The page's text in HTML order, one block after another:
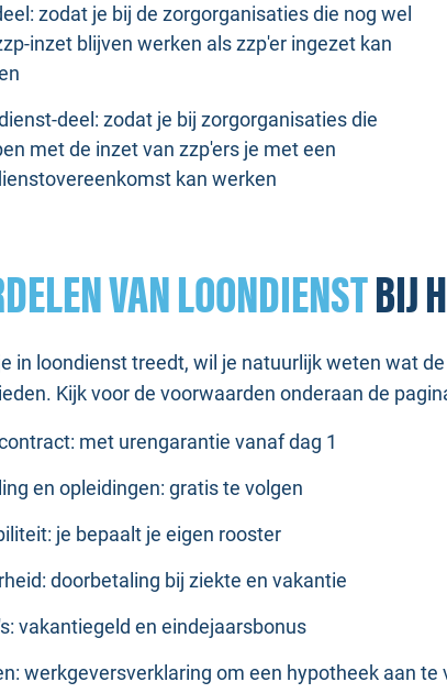
zodat je bij de zorgorganisaties die nog wel
inzet blijven werken als zzp'er ingezet kan
deel: zodat je bij zorgorganisaties die
met de inzet van zzp'ers je met een
kan werken
VAN LOONDIENSTBIJ
in loondienst treedt, wil je natuurlijk weten wat
Kijk voor de voorwaarden onderaan de
met urengarantie vanaf dag 1
en opleidingen: gratis te volgen
je bepaalt je eigen rooster
doorbetaling bij ziekte en vakantie
vakantiegeld en eindejaarsbonus
werkgeversverklaring om een hypotheek aan te